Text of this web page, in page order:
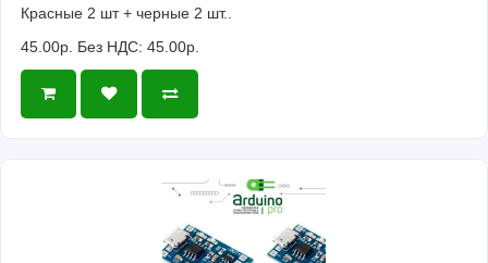
Красные 2 шт + черные 2 шт..
45.00р. Без НДС: 45.00р.